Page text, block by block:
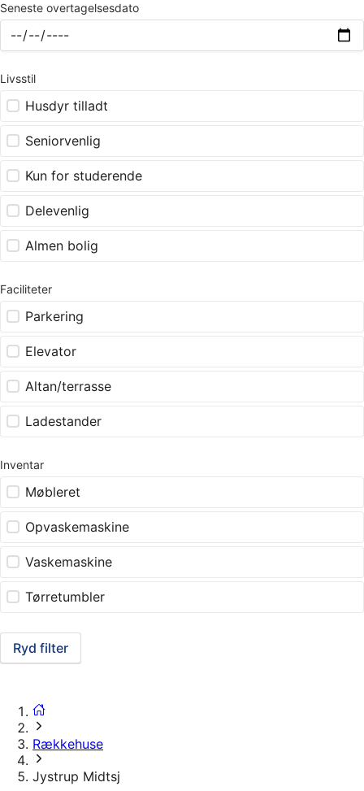
Seneste overtagelsesdato
Livsstil
Husdyr tilladt
Seniorvenlig
Kun for studerende
Delevenlig
Almen bolig
Faciliteter
Parkering
Elevator
Altan/terrasse
Ladestander
Inventar
Møbleret
Opvaskemaskine
Vaskemaskine
Tørretumbler
Ryd filter
Rækkehuse
Jystrup Midtsj